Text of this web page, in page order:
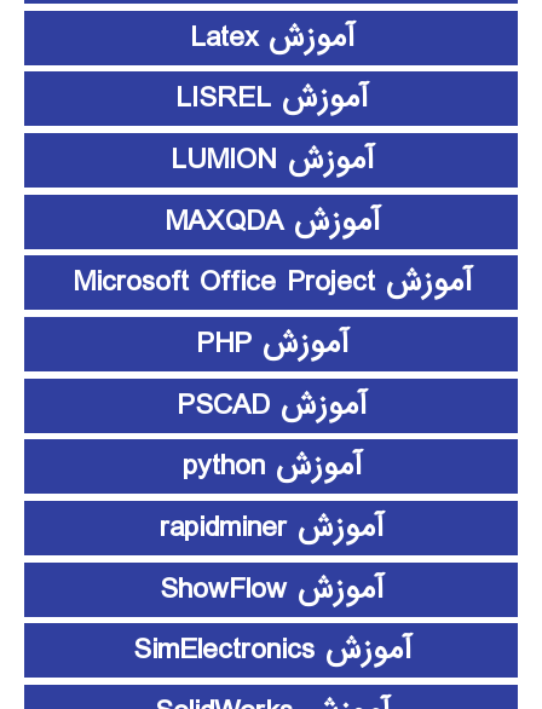
آموزش Latex
آموزش LISREL
آموزش LUMION
آموزش MAXQDA
آموزش Microsoft Office Project
آموزش PHP
آموزش PSCAD
آموزش python
آموزش rapidminer
آموزش ShowFlow
آموزش SimElectronics